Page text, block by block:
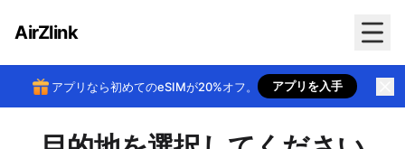
アプリなら初めてのeSIMが20%オフ。 アプリを入手
AirZlink